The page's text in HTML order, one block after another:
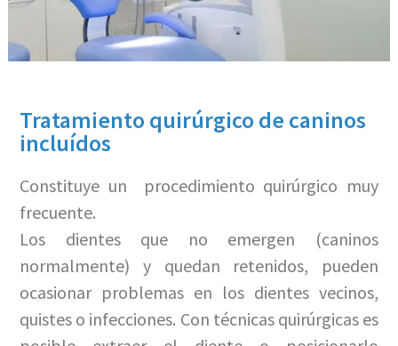
Tratamiento quirúrgico de caninos
incluídos
Constituye un procedimiento quirúrgico muy
frecuente.
Los dientes que no emergen (caninos
normalmente) y quedan retenidos, pueden
ocasionar problemas en los dientes vecinos,
quistes o infecciones. Con técnicas quirúrgicas es